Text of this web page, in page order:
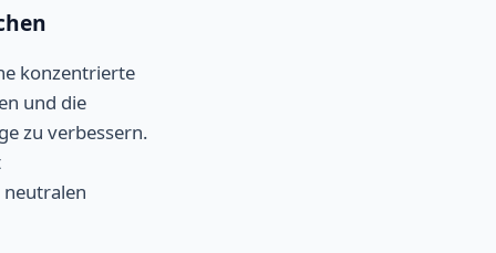
konzentrierte
und die
zu verbessern.